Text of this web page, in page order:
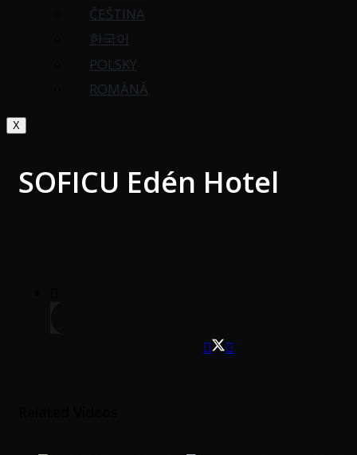
ČEŠTINA
한국어
POLSKY
ROMÂNĂ
X
SOFICU Edén Hotel